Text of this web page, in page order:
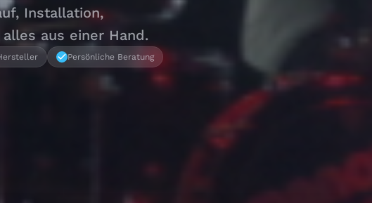
Installation,
aus einer Hand.
Persönliche Beratung